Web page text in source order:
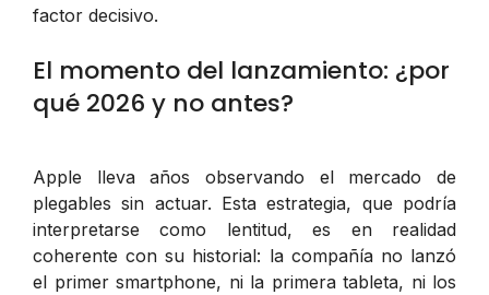
factor decisivo.
El momento del lanzamiento: ¿por
qué 2026 y no antes?
Apple lleva años observando el mercado de
plegables sin actuar. Esta estrategia, que podría
interpretarse como lentitud, es en realidad
coherente con su historial: la compañía no lanzó
el primer smartphone, ni la primera tableta, ni los